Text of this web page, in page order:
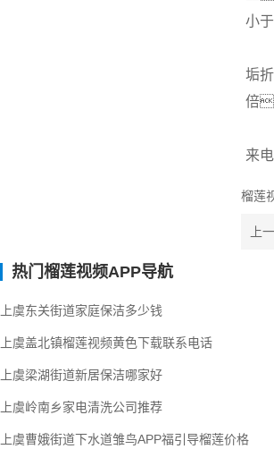
小
垢
倍
来
榴莲
上
热门榴莲视频APP导航
上虞东关街道家庭保洁多少钱
上虞盖北镇榴莲视频黄色下载联系电话
上虞梁湖街道新居保洁哪家好
上虞岭南乡家电清洗公司推荐
上虞曹娥街道下水道雏鸟APP福引导榴莲价格